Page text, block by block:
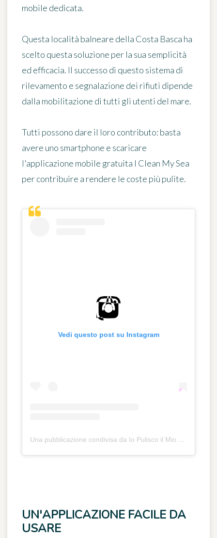
mobile dedicata.
Questa località balneare della Costa Basca ha
scelto questa soluzione per la sua semplicità
ed efficacia. Il successo di questo sistema di
rilevamento e segnalazione dei rifiuti dipende
dalla mobilitazione di tutti gli utenti del mare.
Tutti possono dare il loro contributo: basta
avere uno smartphone e scaricare
l'applicazione mobile gratuita I Clean My Sea
per contribuire a rendere le coste più pulite.
Vedi questo post su Instagram
Una pubblicazione condivisa da Io Pulisco il Mio Mare (@icleanmysea)
UN'APPLICAZIONE FACILE DA
USARE